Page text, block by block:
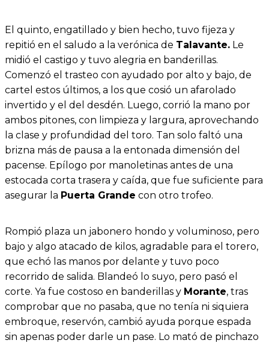
El quinto, engatillado y bien hecho, tuvo fijeza y
repitió en el saludo a la verónica de Talavante. Le
midió el castigo y tuvo alegria en banderillas.
Comenzó el trasteo con ayudado por alto y bajo, de
cartel estos últimos, a los que cosió un afarolado
invertido y el del desdén. Luego, corrió la mano por
ambos pitones, con limpieza y largura, aprovechando
la clase y profundidad del toro. Tan solo faltó una
brizna más de pausa a la entonada dimensión del
pacense. Epílogo por manoletinas antes de una
estocada corta trasera y caída, que fue suficiente para
asegurar la Puerta Grande con otro trofeo.
Rompió plaza un jabonero hondo y voluminoso, pero
bajo y algo atacado de kilos, agradable para el torero,
que echó las manos por delante y tuvo poco
recorrido de salida. Blandeó lo suyo, pero pasó el
corte. Ya fue costoso en banderillas y Morante, tras
comprobar que no pasaba, que no tenía ni siquiera
embroque, reservón, cambió ayuda porque espada
sin apenas poder darle un pase. Lo mató de pinchazo